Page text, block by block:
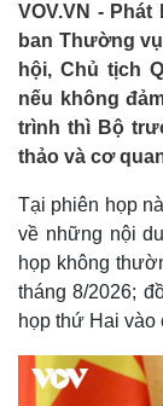
Tổ chức nhân sự
Quốc hội
Nhận diện sự thật
VOV.VN -
ban Thường
hội, Chủ tịch
nếu không
trình thì Bộ
thảo và cơ
Tại phiên họp
về những nội
họp không
tháng 8/2026;
họp thứ Hai vào